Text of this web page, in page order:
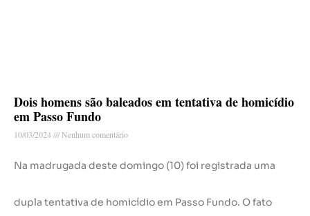
Dois homens são baleados em tentativa de homicídio
em Passo Fundo
10/03/2024 Nenhum comentário
Na madrugada deste domingo (10) foi registrada uma
dupla tentativa de homicídio em Passo Fundo. O fato